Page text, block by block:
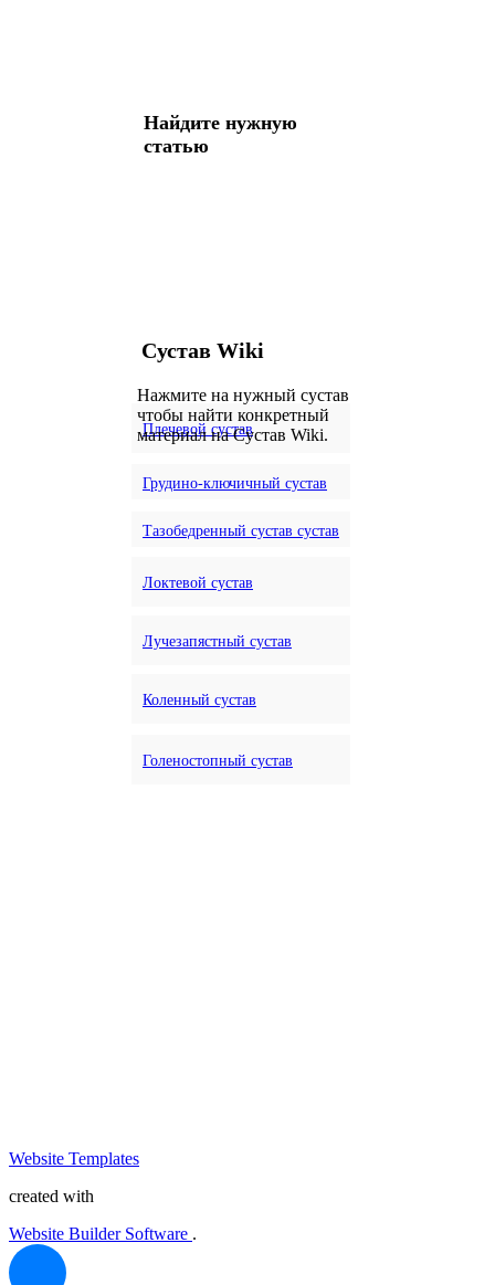
Найдите нужную
статью
Плечевой сустав
Грудино-ключичный сустав
Тазобедренный сустав сустав
Локтевой сустав
Лучезапястный сустав
Коленный сустав
Голеностопный сустав
Сустав Wiki
Нажмите на нужный сустав
чтобы найти конкретный
материал на Сустав Wiki.
Website Templates
created with
Website Builder Software .